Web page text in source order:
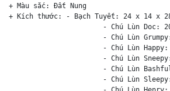
+ Màu sắc: Đất Nung
+ Kích thước: - Bạch Tuyết: 24 x 14 x
- Chú Lùn Doc:
- Chú Lùn
- Chú Lùn
- Chú Lùn
- Chú Lùn
- Chú Lùn